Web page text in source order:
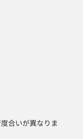
合いが異なりま